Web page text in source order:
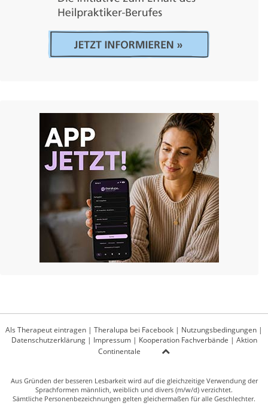
Als Therapeut eintragen | Theralupa bei Facebook | Nutzungsbedingungen |
Datenschutzerklärung| Impressum| Kooperation Fachverbände | Aktion
Continentale
Aus Gründen der besseren Lesbarkeit wird auf die gleichzeitige Verwendung der
Sprachformen männlich, weiblich und divers (m/w/d) verzichtet.
Sämtliche Personenbezeichnungen gelten gleichermaßen für alle Geschlechter.